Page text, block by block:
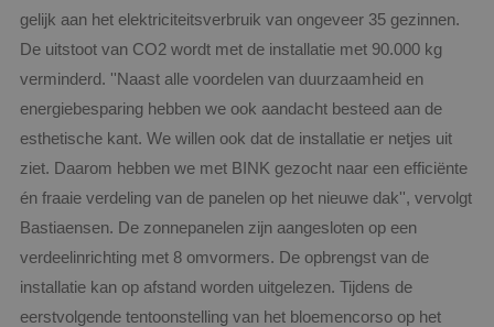
gelijk aan het elektriciteitsverbruik van ongeveer 35 gezinnen.
De uitstoot van CO2 wordt met de installatie met 90.000 kg
verminderd. ''Naast alle voordelen van duurzaamheid en
energiebesparing hebben we ook aandacht besteed aan de
esthetische kant. We willen ook dat de installatie er netjes uit
ziet. Daarom hebben we met BINK gezocht naar een efficiënte
én fraaie verdeling van de panelen op het nieuwe dak'', vervolgt
Bastiaensen. De zonnepanelen zijn aangesloten op een
verdeelinrichting met 8 omvormers. De opbrengst van de
installatie kan op afstand worden uitgelezen. Tijdens de
eerstvolgende tentoonstelling van het bloemencorso op het